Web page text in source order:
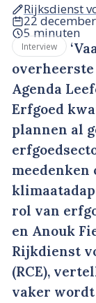
Rijksdienst
22
5 minuten
Interview
overheerste
Agenda
Erfgoed
plannen al
meedenken
rol van
en Anouk
Rijkdienst
(RCE),
vaker